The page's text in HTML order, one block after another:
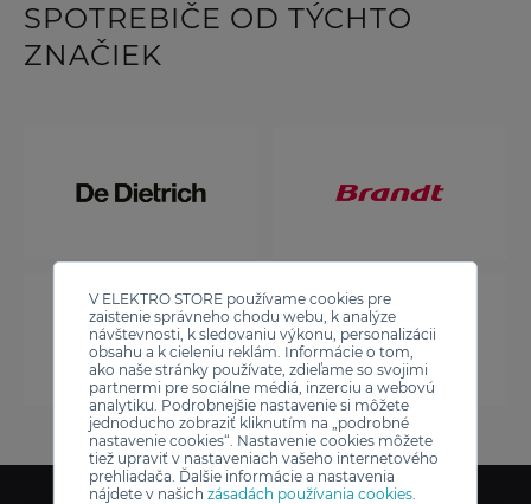
V ELEKTRO STORE používame cookies pre
zaistenie správneho chodu webu, k analýze
návštevnosti, k sledovaniu výkonu, personalizácii
obsahu a k cieleniu reklám. Informácie o tom,
ako naše stránky používate, zdieľame so svojimi
partnermi pre sociálne médiá, inzerciu a webovú
analytiku. Podrobnejšie nastavenie si môžete
jednoducho zobraziť kliknutím na „podrobné
nastavenie cookies“. Nastavenie cookies môžete
tiež upraviť v nastaveniach vašeho internetového
prehliadača. Ďalšie informácie a nastavenia
nájdete v našich zásadách používania cookies.
SPOTREBIČE OD TÝCHTO
ZNAČIEK